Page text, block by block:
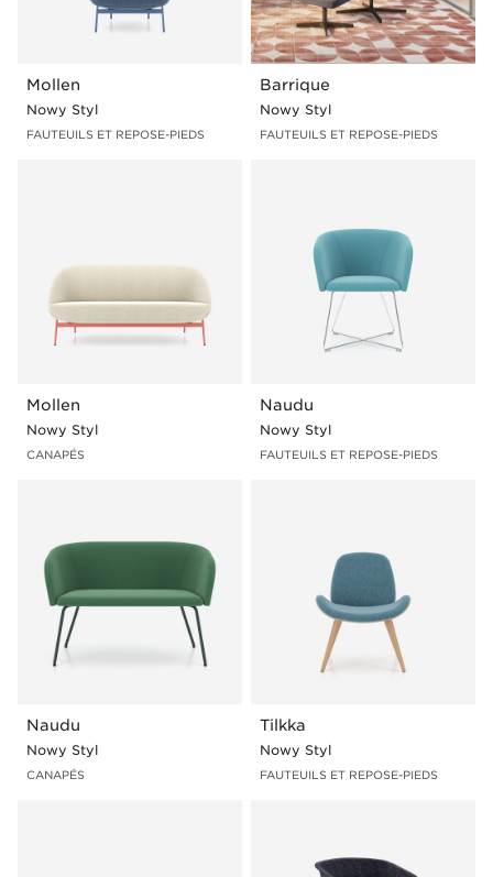
Mollen
Nowy Styl
FAUTEUILS ET REPOSE-PIEDS
Barrique
Nowy Styl
FAUTEUILS ET REPOSE-PIEDS
Mollen
Nowy Styl
CANAPÉS
Naudu
Nowy Styl
FAUTEUILS ET REPOSE-PIEDS
Naudu
Nowy Styl
CANAPÉS
Tilkka
Nowy Styl
FAUTEUILS ET REPOSE-PIEDS